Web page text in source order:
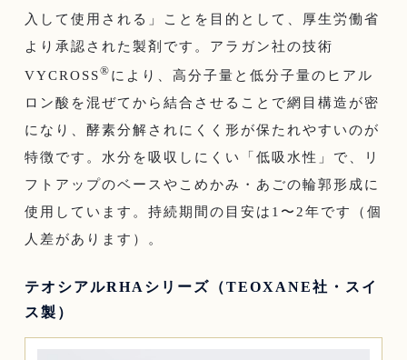
入して使用される」ことを目的として、厚生労働省
より承認された製剤です。アラガン社の技術
VYCROSS® により、高分子量と低分子量のヒアル
ロン酸を混ぜてから結合させることで網目構造が密
になり、酵素分解されにくく形が保たれやすいのが
特徴です。水分を吸収しにくい「低吸水性」で、リ
フトアップのベースやこめかみ・あごの輪郭形成に
使用しています。持続期間の目安は1〜2年です（個
人差があります）。
テオシアルRHAシリーズ（TEOXANE社・スイ
ス製）